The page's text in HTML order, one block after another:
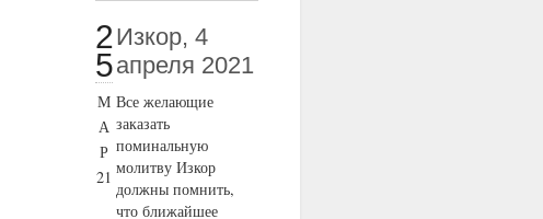
2
5
М
А
Р
21
Изкор, 4
апреля 2021
Все желающие
заказать
поминальную
молитву Изкор
должны помнить,
что ближайшее